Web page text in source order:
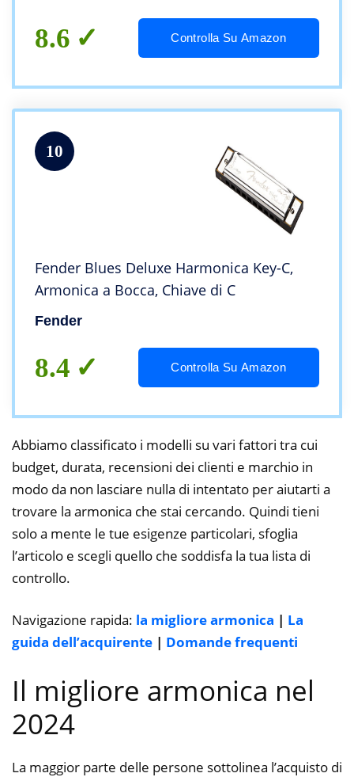
8.6 Controlla Su Amazon
10
Fender Blues Deluxe Harmonica Key-C,
Armonica a Bocca, Chiave di C
Fender
8.4 Controlla Su Amazon
Abbiamo classificato i modelli su vari fattori tra cui
budget, durata, recensioni dei clienti e marchio in
modo da non lasciare nulla di intentato per aiutarti a
trovare la armonica che stai cercando. Quindi tieni
solo a mente le tue esigenze particolari, sfoglia
l’articolo e scegli quello che soddisfa la tua lista di
controllo.
Navigazione rapida: la migliore armonica | La
guida dell’acquirente | Domande frequenti
Il migliore armonica nel
2024
La maggior parte delle persone sottolinea l’acquisto di